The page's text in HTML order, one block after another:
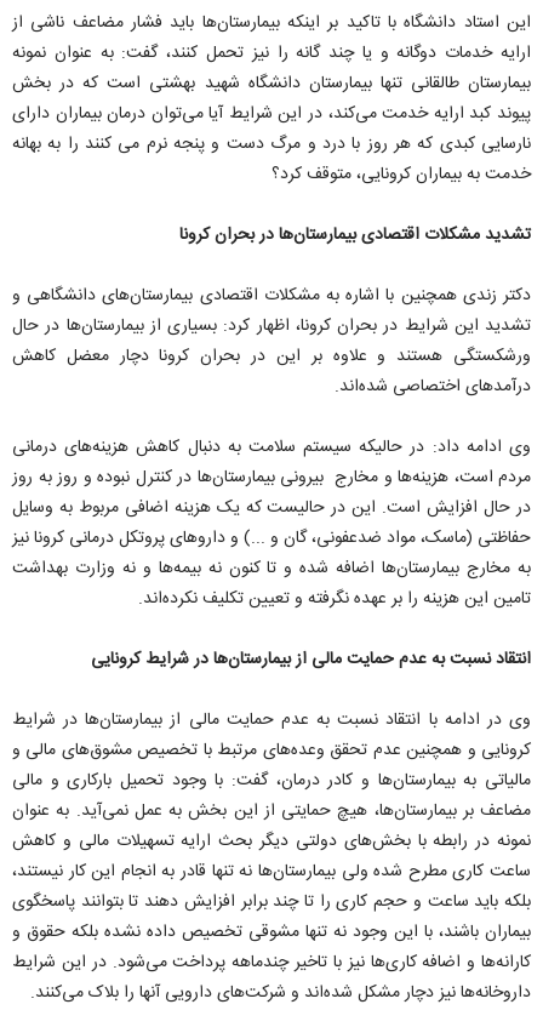
این استاد دانشگاه با تاکید بر اینکه بیمارستان‌ها باید فشار مضاعف ناشی از
ارایه خدمات دوگانه و یا چند گانه را نیز تحمل کنند، گفت: به عنوان نمونه
بیمارستان طالقانی تنها بیمارستان دانشگاه شهید بهشتی است که در بخش
پیوند کبد ارایه خدمت می‌کند، در این شرایط آیا می‌توان درمان بیماران دارای
نارسایی کبدی که هر روز با درد و مرگ دست و پنجه نرم می کنند را به بهانه
خدمت به بیماران کرونایی، متوقف کرد؟
تشدید مشکلات اقتصادی بیمارستان‌ها در بحران کرونا
دکتر زندی همچنین با اشاره به مشکلات اقتصادی بیمارستان‌های دانشگاهی و
تشدید این شرایط در بحران کرونا، اظهار کرد: بسیاری از بیمارستان‌ها در حال
ورشکستگی هستند و علاوه بر این در بحران کرونا دچار معضل کاهش
درآمدهای اختصاصی شده‌اند.
وی ادامه داد: در حالیکه سیستم سلامت به دنبال کاهش هزینه‌های درمانی
مردم است، هزینه‌ها و مخارج بیرونی بیمارستان‌ها در کنترل نبوده و روز به روز
در حال افزایش است. این در حالیست که یک هزینه اضافی مربوط به وسایل
حفاظتی (ماسک، مواد ضدعفونی، گان و ...) و داروهای پروتکل درمانی کرونا نیز
به مخارج بیمارستان‌ها اضافه شده و تا کنون نه بیمه‌ها و نه وزارت بهداشت
تامین این هزینه را بر عهده نگرفته و تعیین تکلیف نکرده‌اند.
انتقاد نسبت به عدم حمایت مالی از بیمارستان‌ها در شرایط کرونایی
وی در ادامه با انتقاد نسبت به عدم حمایت مالی از بیمارستان‌ها در شرایط
کرونایی و همچنین عدم تحقق وعده‌های مرتبط با تخصیص مشوق‌های مالی و
مالیاتی به بیمارستان‌ها و کادر درمان، گفت: با وجود تحمیل بارکاری و مالی
مضاعف بر بیمارستان‌ها، هیچ حمایتی از این بخش به عمل نمی‌آید. به عنوان
نمونه در رابطه با بخش‌های دولتی دیگر بحث ارایه تسهیلات مالی و کاهش
ساعت کاری مطرح شده ولی بیمارستان‌ها نه تنها قادر به انجام این کار نیستند،
بلکه باید ساعت و حجم کاری را تا چند برابر افزایش دهند تا بتوانند پاسخگوی
بیماران باشند، با این وجود نه تنها مشوقی تخصیص داده نشده بلکه حقوق و
کارانه‌ها و اضافه کاری‌ها نیز با تاخیر چندماهه پرداخت می‌شود. در این شرایط
داروخانه‌ها نیز دچار مشکل شده‌اند و شرکت‌های دارویی آنها را بلاک می‌کنند.